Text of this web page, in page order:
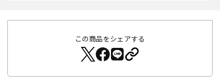
この商品をシェアする